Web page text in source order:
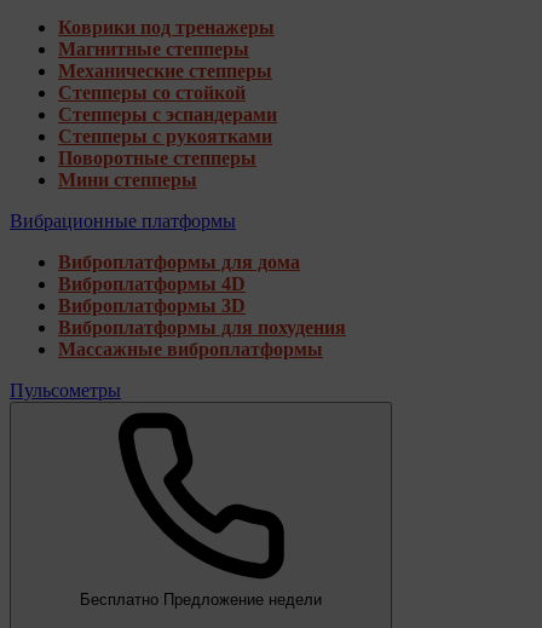
Коврики под тренажеры
Магнитные степперы
Механические степперы
Степперы со стойкой
Степперы с эспандерами
Степперы с рукоятками
Поворотные степперы
Мини степперы
Вибрационные платформы
Виброплатформы для дома
Виброплатформы 4D
Виброплатформы 3D
Виброплатформы для похудения
Массажные виброплатформы
Пульсометры
Бесплатно Предложение недели